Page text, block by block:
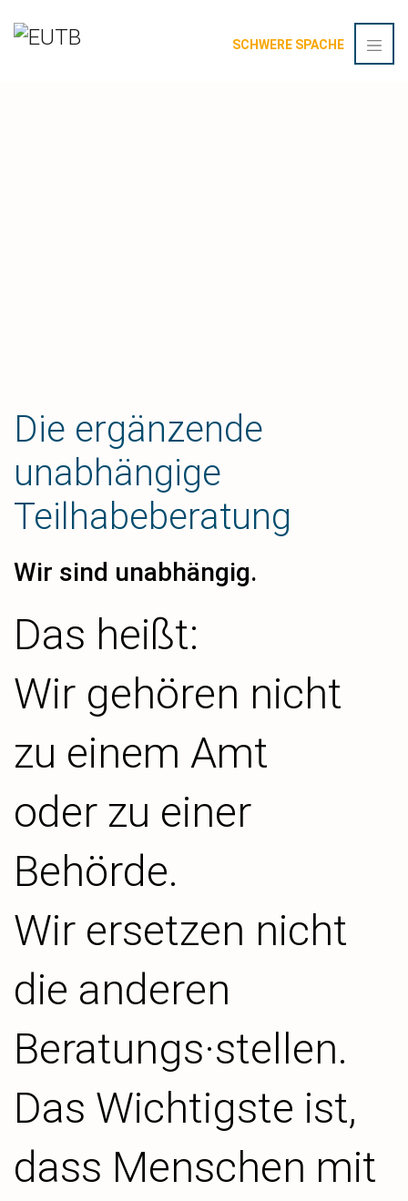
SCHWERE SPACHE
Die ergänzende
unabhängige
Teilhabeberatung
Wir sind unabhängig.
Das heißt:
Wir gehören nicht
zu einem Amt
oder zu einer
Behörde.
Wir ersetzen nicht
die anderen
Beratungs·stellen.
Das Wichtigste ist,
dass Menschen mit